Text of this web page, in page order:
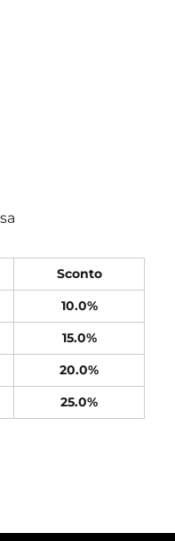
Sconto
10.0%
15.0%
20.0%
25.0%